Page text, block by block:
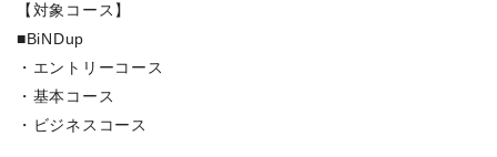
【対象コース】
■BiNDup
・エントリーコース
・基本コース
・ビジネスコース